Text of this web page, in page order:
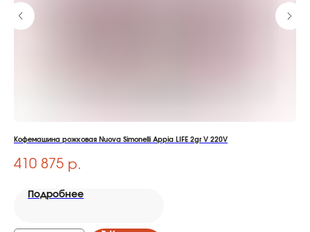
Кофемашина рожковая Nuova Simonelli Appia LIFE 2gr V 220V
410 875 р.
Подробнее